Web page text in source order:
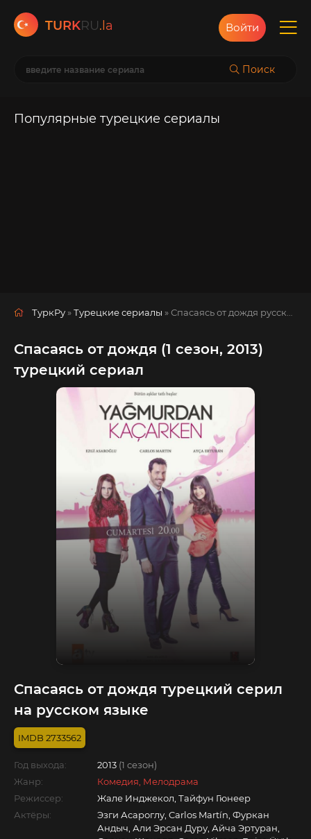
TURKRU.la
Поиск
Войти
Популярные турецкие сериалы
ТуркРу »Турецкие сериалы » Спасаясь от дождя русская озвучка смотреть полностью онлайн!
Спасаясь от дождя (1 сезон, 2013)
турецкий сериал
Спасаясь от дождя турецкий серил
на русском языке
2733562
Год выхода: 2013 (1 сезон)
Жанр:
Комедия, Мелодрама
Режиссер:
Жале Инджекол, Тайфун Гюнеер
Актёры:
Эзги Асароглу, Carlos Martín, Фуркан
Андыч, Али Эрсан Дуру, Айча Эртуран,